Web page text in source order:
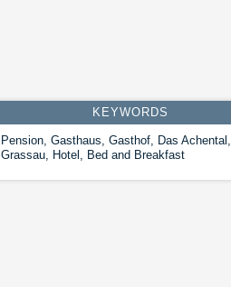
KEYWORDS
Pension, Gasthaus, Gasthof, Das Achental,
Grassau, Hotel, Bed and Breakfast